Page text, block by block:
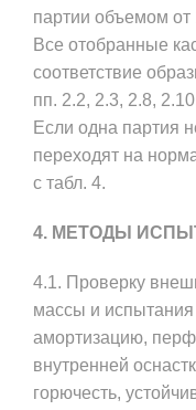
партии объемом от
Все отобранные
соответствие
пп. 2.2, 2.3, 2.8,
Если одна партия
переходят на
с табл. 4.
4. МЕТОДЫ
4.1. Проверку
массы и испытания
амортизацию,
внутренней
горючесть,